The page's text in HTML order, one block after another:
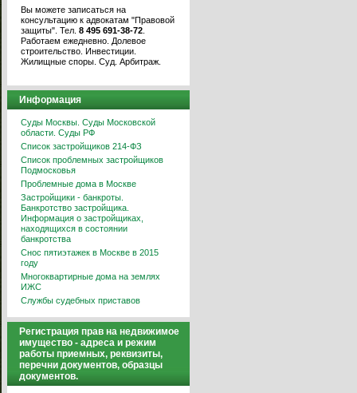
Вы можете записаться на
консультацию к адвокатам "Правовой
защиты". Тел. 8 495 691-38-72
Работаем ежедневно. Долевое
строительство. Инвестиции.
Жилищные споры. Суд. Арбитраж.
Информация
Суды Москвы. Суды Московской
области. Суды РФ
Список застройщиков 214-ФЗ
Список проблемных застройщиков
Подмосковья
Проблемные дома в Москве
Застройщики - банкроты.
Банкротство застройщика.
Информация о застройщиках,
находящихся в состоянии
банкротства
Снос пятиэтажек в Москве в 2015
году
Многоквартирные дома на землях
ИЖС
Службы судебных приставов
Регистрация прав на недвижимое
имущество - адреса и режим
работы приемных, реквизиты,
перечни документов, образцы
документов.